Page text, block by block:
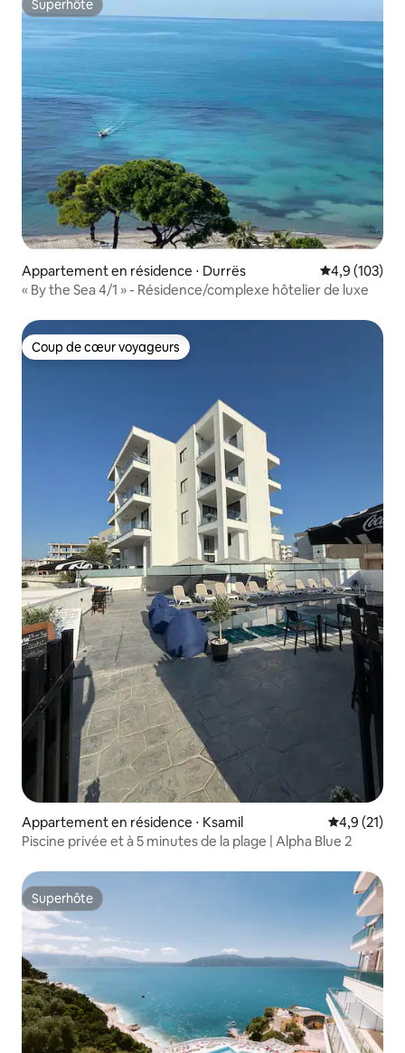
Superhôte
Superhôte
Appartement en résidence ⋅ Durrës Évaluation
4,9 (103)
« By the Sea 4/1 » - Résidence/complexe hôtelier de luxe
Coup de cœur voyageurs
Coup de cœur voyageurs
Appartement en résidence ⋅ Ksamil Évaluation
4,9 (21)
Piscine privée et à 5 minutes de la plage | Alpha Blue 2
Superhôte
Superhôte